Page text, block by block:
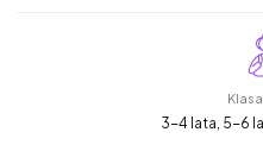
3-4 lata, 5-6